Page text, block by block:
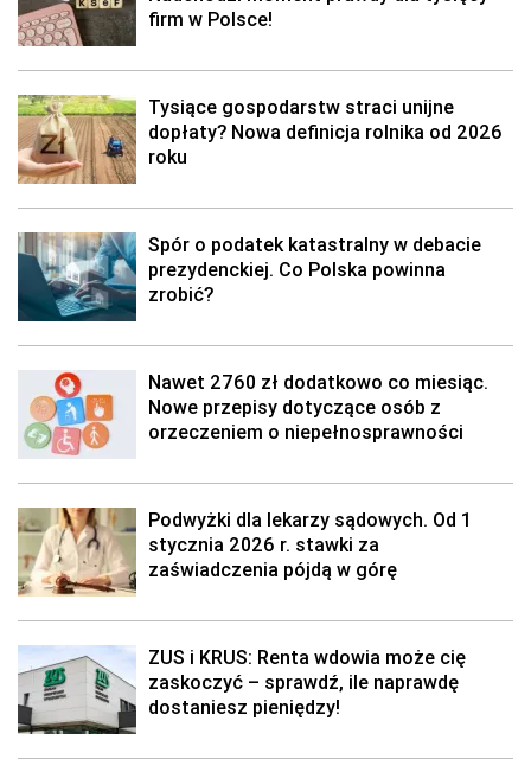
firm w Polsce!
Tysiące gospodarstw straci unijne
dopłaty? Nowa definicja rolnika od 2026
roku
Spór o podatek katastralny w debacie
prezydenckiej. Co Polska powinna
zrobić?
Nawet 2760 zł dodatkowo co miesiąc.
Nowe przepisy dotyczące osób z
orzeczeniem o niepełnosprawności
Podwyżki dla lekarzy sądowych. Od 1
stycznia 2026 r. stawki za
zaświadczenia pójdą w górę
ZUS i KRUS: Renta wdowia może cię
zaskoczyć – sprawdź, ile naprawdę
dostaniesz pieniędzy!